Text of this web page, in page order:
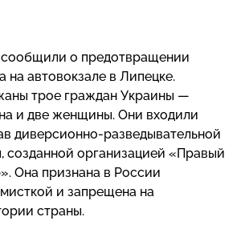
о предотвращении
на автовокзале в Липецке.
трое граждан Украины —
и две женщины. Они входили
диверсионно-разведывательной
созданной организацией «Правый
Она признана в России
и запрещена на
страны.